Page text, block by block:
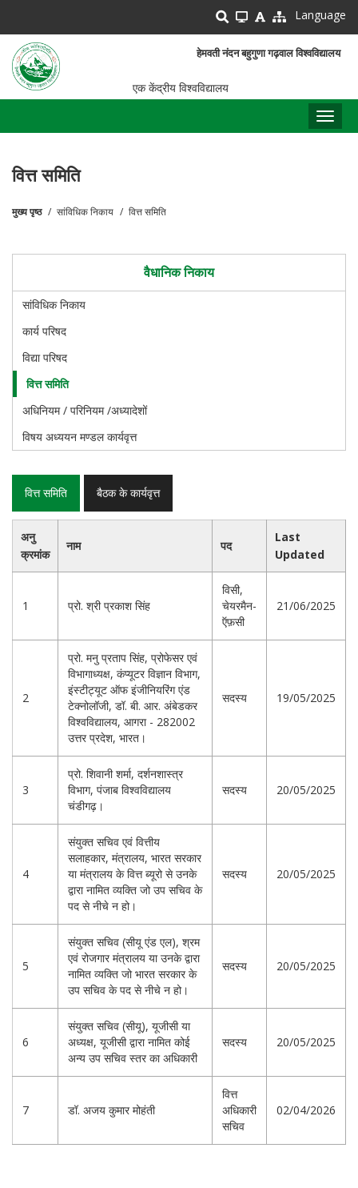
main
content
Language
हेमवती नंदन बहुगुणा गढ़वाल विश्वविद्यालय
एक केंद्रीय विश्वविद्यालय
वित्त समिति
मुख्य पृष्ठ सांविधिक निकाय वित्त समिति
वैधानिक निकाय
सांविधिक निकाय
कार्य परिषद
विद्या परिषद
वित्त समिति
अधिनियम / परिनियम /अध्यादेशों
विषय अध्ययन मण्डल कार्यवृत्त
वित्त समिति बैठक के कार्यवृत्त
अनु
क्रमांक
नाम पद
Last
Updated
1 प्रो. श्री प्रकाश सिंह
विसी,
चेयरमैन-
ऍफ़सी
21/06/2025
2
प्रो. मनु प्रताप सिंह, प्रोफेसर एवं
विभागाध्यक्ष, कंप्यूटर विज्ञान विभाग,
इंस्टीट्यूट ऑफ इंजीनियरिंग एंड
टेक्नोलॉजी, डॉ. बी. आर. अंबेडकर
विश्वविद्यालय, आगरा - 282002
उत्तर प्रदेश, भारत।
सदस्य 19/05/2025
3
प्रो. शिवानी शर्मा, दर्शनशास्त्र
विभाग, पंजाब विश्वविद्यालय
चंडीगढ़।
सदस्य 20/05/2025
4
संयुक्त सचिव एवं वित्तीय
सलाहकार, मंत्रालय, भारत सरकार
या मंत्रालय के वित्त ब्यूरो से उनके
द्वारा नामित व्यक्ति जो उप सचिव के
पद से नीचे न हो।
सदस्य 20/05/2025
5
संयुक्त सचिव (सीयू एंड एल), श्रम
एवं रोजगार मंत्रालय या उनके द्वारा
नामित व्यक्ति जो भारत सरकार के
उप सचिव के पद से नीचे न हो।
सदस्य 20/05/2025
6
संयुक्त सचिव (सीयू), यूजीसी या
अध्यक्ष, यूजीसी द्वारा नामित कोई
अन्य उप सचिव स्तर का अधिकारी
सदस्य 20/05/2025
7 डॉ. अजय कुमार मोहंती
वित्त
अधिकारी
सचिव
02/04/2026